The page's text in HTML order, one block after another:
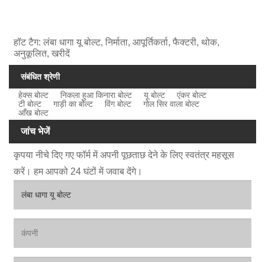
हॉट टैग: लंबा धागा यू बोल्ट, निर्माता, आपूर्तिकर्ता, फैक्टरी, थोक,
अनुकूलित, खरीदें
संबंधित श्रेणी
हेक्स बोल्ट
निकला हुआ किनारा बोल्ट यू बोल्ट
एंकर बोल्ट
टी बोल्ट
गाड़ी का बोल्ट विंग बोल्ट
गोल सिर वाला बोल्ट
आँख बोल्ट
जांच भेजें
कृपया नीचे दिए गए फॉर्म में अपनी पूछताछ देने के लिए स्वतंत्र महसूस
करें। हम आपको 24 घंटों में जवाब देंगे।